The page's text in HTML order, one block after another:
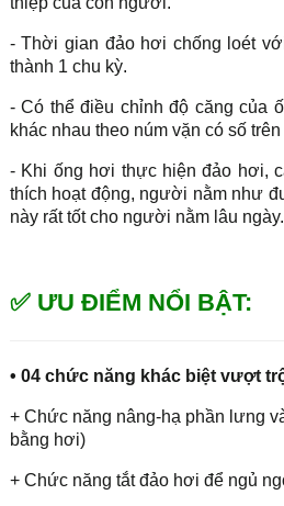
- Thời gian đảo hơi chống loét
thành 1 chu kỳ.
- Có thể điều chỉnh độ căng của
khác nhau theo núm vặn có số
- Khi ống hơi thực hiện đảo hơi,
thích hoạt động, người nằm như
này rất tốt cho người nằm lâu ngày.
✅ ƯU ĐIỂM NỔI BẬT:
• 04 chức năng khác biệt vượt
+ Chức năng nâng-hạ phần lưng
bằng hơi)
+ Chức năng tắt đảo hơi để ngủ